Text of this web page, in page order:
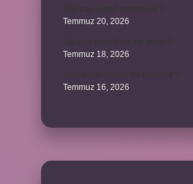
Temmuz 20, 2026
Temmuz 18, 2026
Temmuz 16, 2026